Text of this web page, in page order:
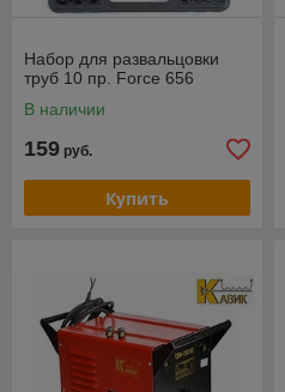
Набор для развальцовки
труб 10 пр. Force 656
В наличии
159 руб.
Купить